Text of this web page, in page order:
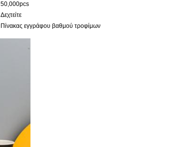
50,000pcs
Δεχτείτε
Πίνακας εγγράφου βαθμού τροφίμων